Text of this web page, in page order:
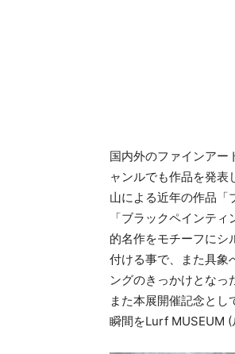
国内外のファインアー
ャンルでも作品を発
山による近年の作品「
「ブラックペインテ
的名作をモチーフにシ
付ける事で、また具象
ングのきっかけとなっ
また本展開催記念と
瞬間をLurf MUSEUM (